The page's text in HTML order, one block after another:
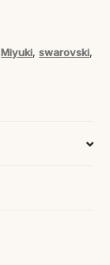
Miyuki,swarovski,